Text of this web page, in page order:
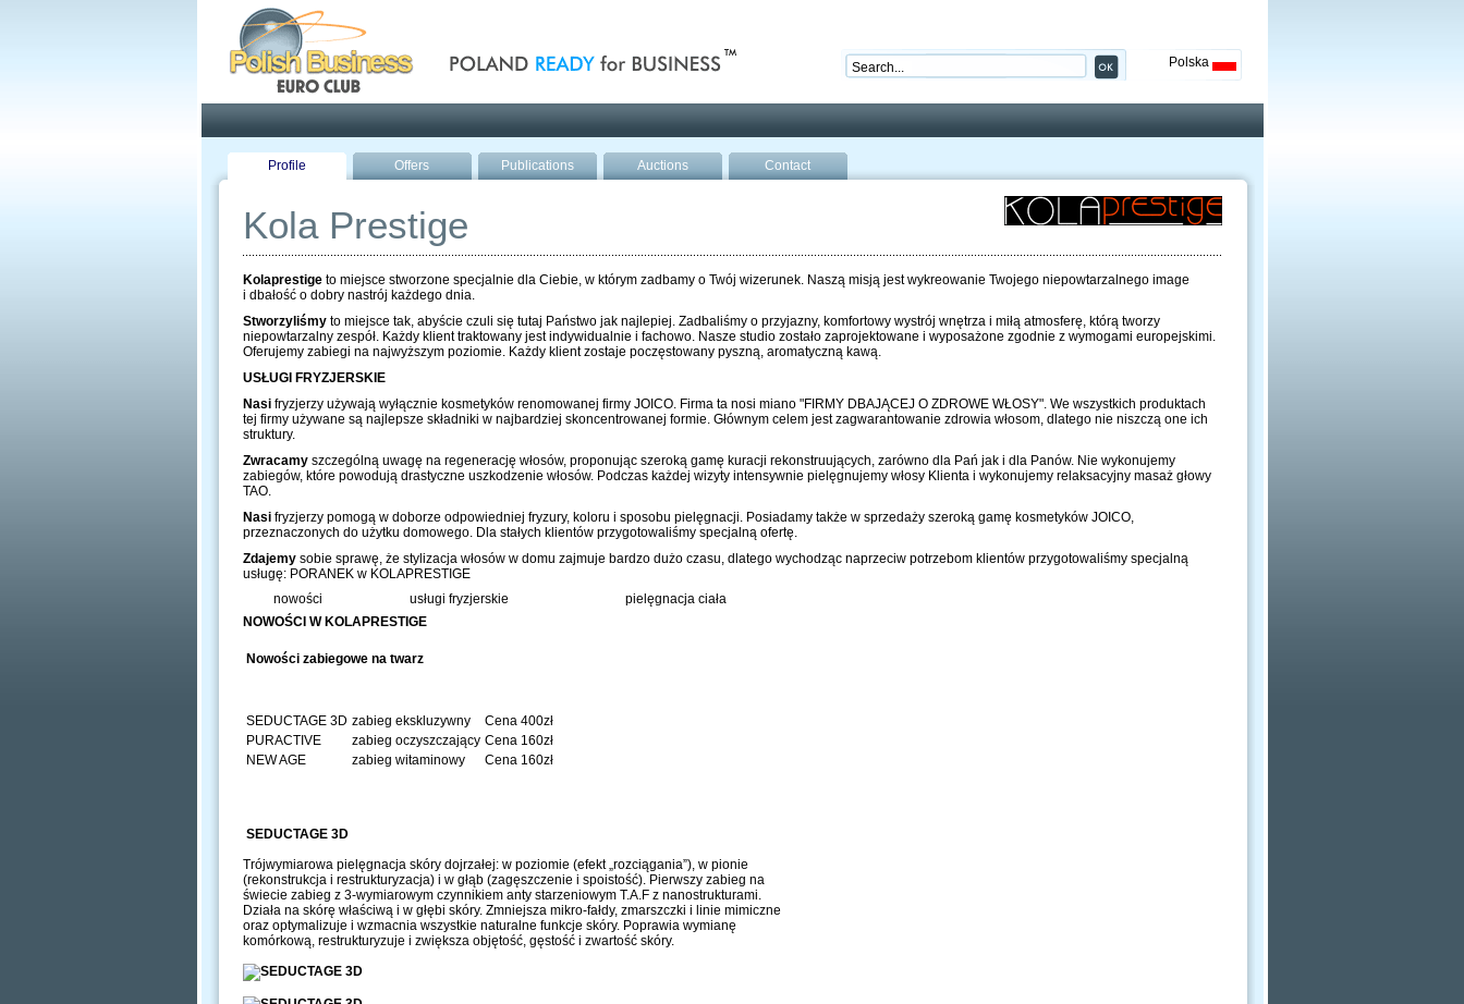
Polska
Profile Offers Publications Auctions Contact
Kola Prestige
Kolaprestigeto miejsce stworzone specjalnie dla Ciebie, w którym zadbamy o Twój wizerunek. Naszą misją jest wykreowanie Twojego niepowtarzalnego image
i dbałość o dobry nastrój każdego dnia.
Stworzyliśmyto miejsce tak, abyście czuli się tutaj Państwo jak najlepiej. Zadbaliśmy o przyjazny, komfortowy wystrój wnętrza i miłą atmosferę, którą tworzy
niepowtarzalny zespół. Każdy klient traktowany jest indywidualnie i fachowo. Nasze studio zostało zaprojektowane i wyposażone zgodnie z wymogami europejskimi.
Oferujemy zabiegi na najwyższym poziomie. Każdy klient zostaje poczęstowany pyszną, aromatyczną kawą.
USŁUGI FRYZJERSKIE
Nasifryzjerzy używają wyłącznie kosmetyków renomowanej firmy JOICO. Firma ta nosi miano "FIRMY DBAJĄCEJ O ZDROWE WŁOSY". We wszystkich produktach
tej firmy używane są najlepsze składniki w najbardziej skoncentrowanej formie. Głównym celem jest zagwarantowanie zdrowia włosom, dlatego nie niszczą one ich
struktury.
Zwracamyszczególną uwagę na regenerację włosów, proponując szeroką gamę kuracji rekonstruujących, zarówno dla Pań jak i dla Panów. Nie wykonujemy
zabiegów, które powodują drastyczne uszkodzenie włosów. Podczas każdej wizyty intensywnie pielęgnujemy włosy Klienta i wykonujemy relaksacyjny masaż głowy
TAO.
Nasifryzjerzy pomogą w doborze odpowiedniej fryzury, koloru i sposobu pielęgnacji. Posiadamy także w sprzedaży szeroką gamę kosmetyków JOICO,
przeznaczonych do użytku domowego. Dla stałych klientów przygotowaliśmy specjalną ofertę.
Zdajemysobie sprawę, że stylizacja włosów w domu zajmuje bardzo dużo czasu, dlatego wychodząc naprzeciw potrzebom klientów przygotowaliśmy specjalną
usługę: PORANEK w KOLAPRESTIGE
nowości
usługi fryzjerskie
pielęgnacja ciała
NOWOŚCI W KOLAPRESTIGE
Nowości zabiegowe na twarz
SEDUCTAGE 3D zabieg ekskluzywny
Cena 400zł
PURACTIVE
zabieg oczyszczający Cena 160zł
NEW AGE
zabieg witaminowy Cena 160zł
SEDUCTAGE 3D
Trójwymiarowa pielęgnacja skóry dojrzałej: w poziomie (efekt „rozciągania”), w pionie
(rekonstrukcja i restrukturyzacja) i w głąb (zagęszczenie i spoistość). Pierwszy zabieg na
świecie zabieg z 3-wymiarowym czynnikiem anty starzeniowym T.A.F z nanostrukturami.
Działa na skórę właściwą i w głębi skóry. Zmniejsza mikro-fałdy, zmarszczki i linie mimiczne
oraz optymalizuje i wzmacnia wszystkie naturalne funkcje skóry. Poprawia wymianę
komórkową, restrukturyzuje i zwiększa objętość, gęstość i zwartość skóry.